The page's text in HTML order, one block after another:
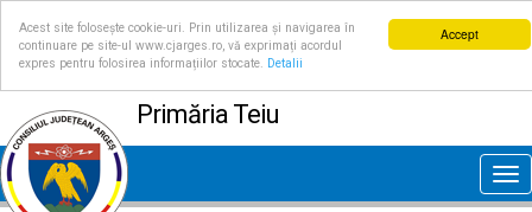
Accept
Acest site folosește cookie-uri. Prin utilizarea și navigarea în
continuare pe site-ul www.cjarges.ro, vă exprimați acordul
expres pentru folosirea informațiilor stocate.
Detalii
Primăria Teiu